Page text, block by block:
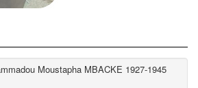
Moustapha MBACKE 1927-1945